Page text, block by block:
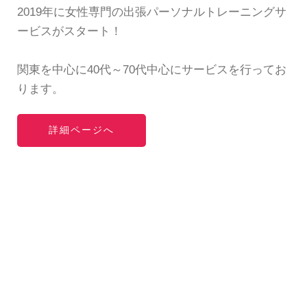
2019年に女性専門の出張パーソナルトレーニングサ
ービスがスタート！
関東を中心に40代～70代中心にサービスを行ってお
ります。
詳細ページへ